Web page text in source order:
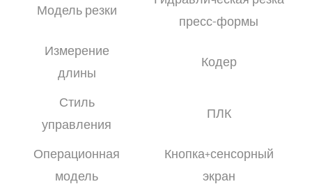
Модель резки
пресс-формы
Измерение
длины
Кодер
Стиль
управления
ПЛК
Операционная
модель
Кнопка+сенсорный
экран